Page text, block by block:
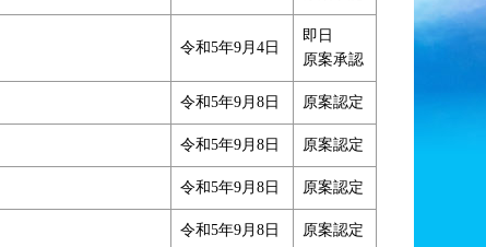
令和5年9月4日
即日
原案承認
令和5年9月8日 原案認定
令和5年9月8日 原案認定
令和5年9月8日 原案認定
令和5年9月8日 原案認定